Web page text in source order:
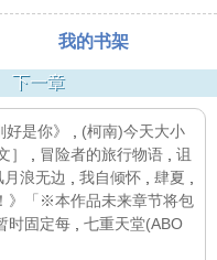
我的书架
下一章
好是你》
(柯南)今天大小
］ 冒险者的旅行物语
诅
浪无边 我自倾怀 肆夏
》「※本作品未来章节将包
时固定每
七重天堂(ABO